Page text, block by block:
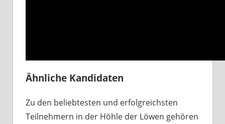
Ähnliche Kandidaten
Zu den beliebtesten und erfolgreichsten
Teilnehmern in der Höhle der Löwen gehören